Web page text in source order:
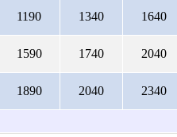
1190 1340 1640
1590 1740 2040
1890 2040 2340